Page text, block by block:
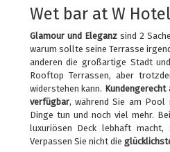
Wet bar at W Hotel
Glamour und Eleganzsind 2
warum sollte seine Terrasse
anderen die großartige Stadt
Rooftop Terrassen, aber
widerstehen kann.
verfügbar, während Sie am Pool
Dinge tun und noch viel mehr. Bei
luxuriösen Deck lebhaft
Verpassen Sie nicht die